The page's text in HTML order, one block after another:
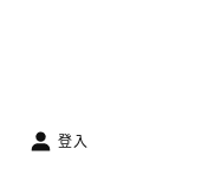
登入